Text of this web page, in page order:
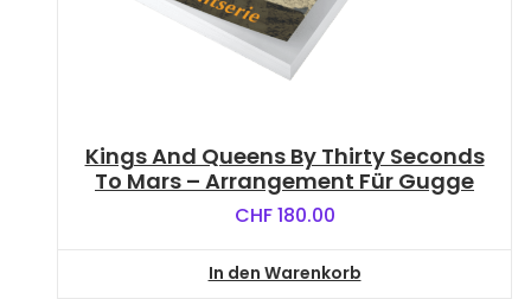
Kings And Queens By Thirty Seconds
To Mars – Arrangement Für Gugge
CHF180.00
In den Warenkorb